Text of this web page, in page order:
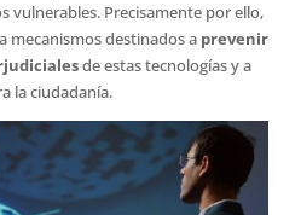
vulnerables. Precisamente por ello,
mecanismos destinados a prevenir
de estas tecnologías y a
la ciudadanía.